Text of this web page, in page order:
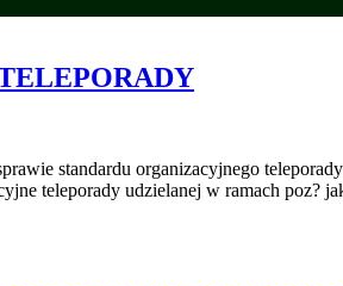
standardu organizacyjnego
teleporady udzielanej w ramach